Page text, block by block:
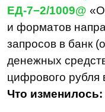
метаданные
счетов и
ВАЖНО:данный
в связке со
финансовая